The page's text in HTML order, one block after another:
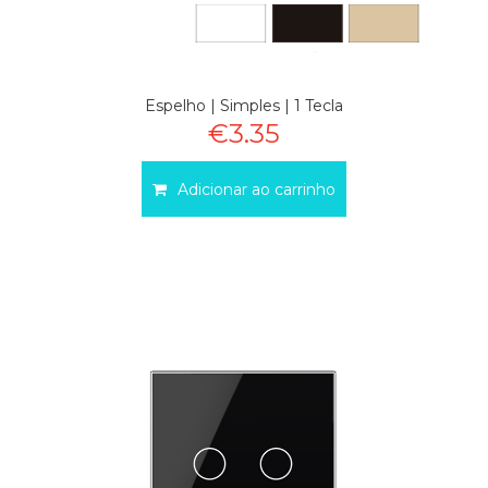
Espelho | Simples | 1 Tecla
€3.35
Adicionar ao carrinho